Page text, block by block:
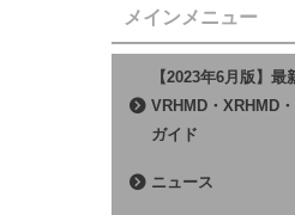
メインメニュー
【2023年6月版】最
VRHMD・XRHMD
ガイド
ニュース